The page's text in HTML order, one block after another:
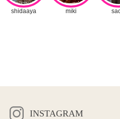
INSTAGRAM